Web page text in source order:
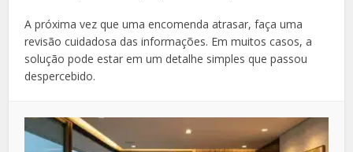
A próxima vez que uma encomenda atrasar, faça uma
revisão cuidadosa das informações. Em muitos casos, a
solução pode estar em um detalhe simples que passou
despercebido.